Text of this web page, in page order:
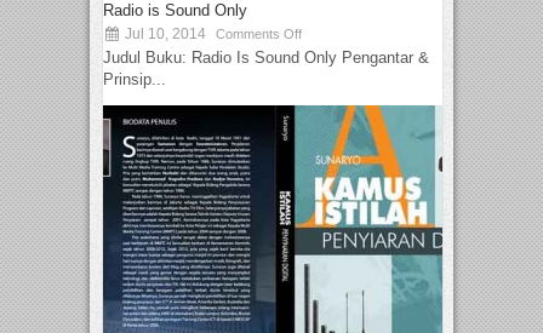
Radio is Sound Only
Jul 10, 2014 Comments Off
Judul Buku: Radio Is Sound Only Pengantar &
Prinsip...